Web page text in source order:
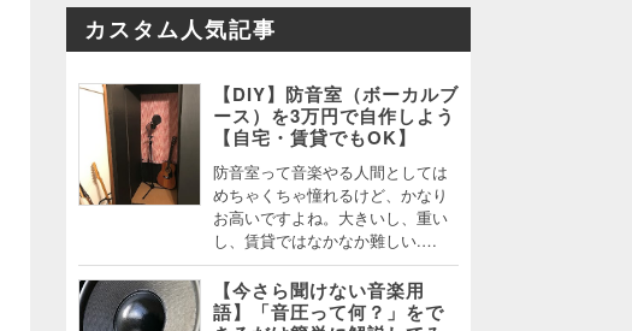
カスタム人気記事
【DIY】防音室（ボーカルブ
ース）を3万円で自作しよう
【自宅・賃貸でもOK】
防音室って音楽やる人間としては
めちゃくちゃ憧れるけど、かなり
お高いですよね。大きいし、重い
し、賃貸ではなかなか難しい.…
【今さら聞けない音楽用
語】「音圧って何？」をで